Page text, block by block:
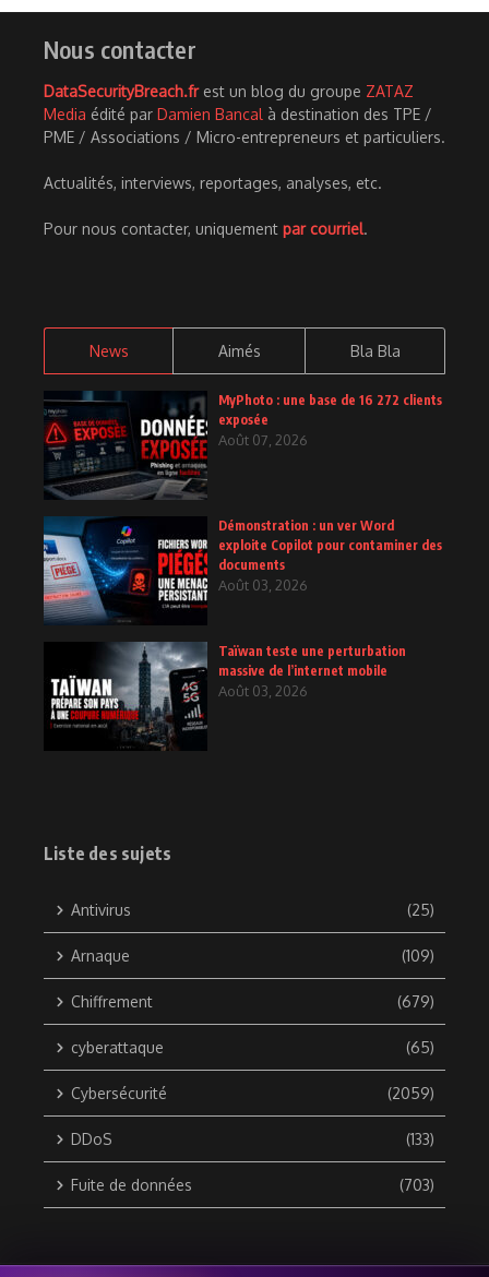
Nous contacter
DataSecurityBreach.frest un blog du groupe ZATAZ
Media édité par Damien Bancal à destination des TPE /
PME / Associations / Micro-entrepreneurs et particuliers.
Actualités, interviews, reportages, analyses, etc.
Pour nous contacter, uniquement par courriel.
News Aimés Bla Bla
MyPhoto : une base de 16 272 clients
exposée
Août 07, 2026
Démonstration : un ver Word
exploite Copilot pour contaminer des
documents
Août 03, 2026
Taïwan teste une perturbation
massive de l’internet mobile
Août 03, 2026
Liste des sujets
Antivirus (25)
Arnaque (109)
Chiffrement (679)
cyberattaque (65)
Cybersécurité (2059)
DDoS (133)
Fuite de données (703)